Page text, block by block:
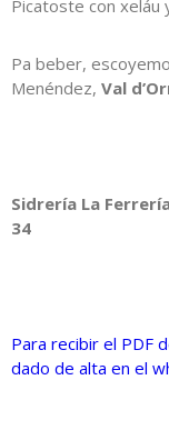
Picatoste con xeláu
Pa beber,
Menéndez, Val
Sidrería La
34
Para recibir el PDF
dado de alta en el